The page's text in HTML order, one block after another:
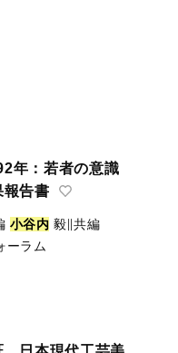
年：若者の意識
報告書
小谷内 毅∥共編
ーラム